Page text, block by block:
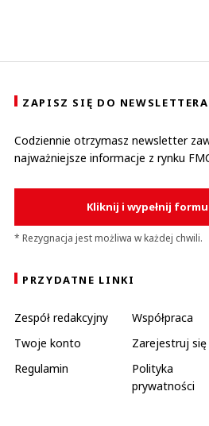
Nie ma o owiazku pracy w jednym
korzystasz z restauracji na dowóz, ze stacji
Nie ma o owiazku pracy w jednym
korzystasz z restauracji na dowóz, ze stacji
korzystasz z apteki w niedzielę? dlaczego
uprzywilejowany a sprzedawca na stacji
Ada
Odpowiedz
Ewan
ZAPISZ SIĘ DO NEWSLETTERA
Codziennie otrzymasz newsletter
najważniejsze informacje z rynku
Kliknij i wypełnij
* Rezygnacja jest możliwa w każdej chwili.
PRZYDATNE LINKI
Zespół redakcyjny Współpraca
Twoje konto
Zarejestruj się
Regulamin
Polityka
prywatności